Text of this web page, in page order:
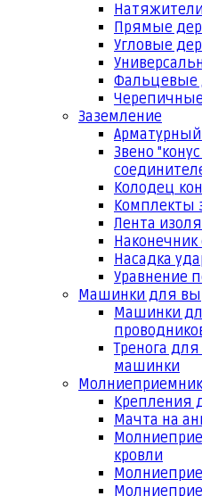
Прямые
Угловые
Фальцевые
Заземление
Звено
Колодец
Комплекты
Лента
Наконечник
Насадка
Уравнение
Машинки для
Машинки
Тренога
машинки
Крепления
Мачта на
кровли